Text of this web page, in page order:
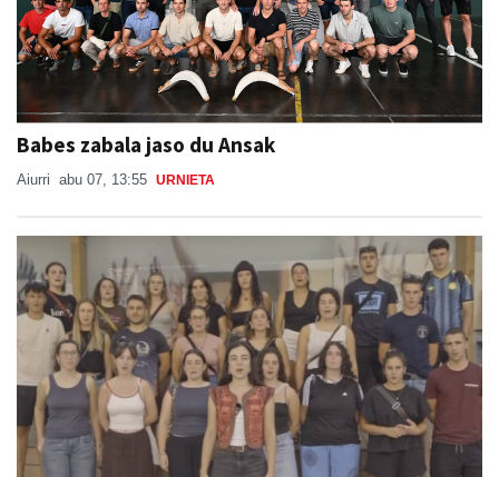
Babes zabala jaso du Ansak
Aiurri abu 07, 13:55 URNIETA